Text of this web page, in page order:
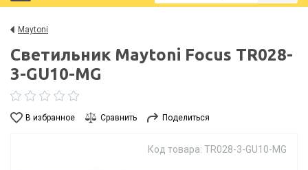
Maytoni
Светильник Maytoni Focus TR028-
3-GU10-MG
В избранное Сравнить Поделиться
Код товара: TR028-3-GU10-MG